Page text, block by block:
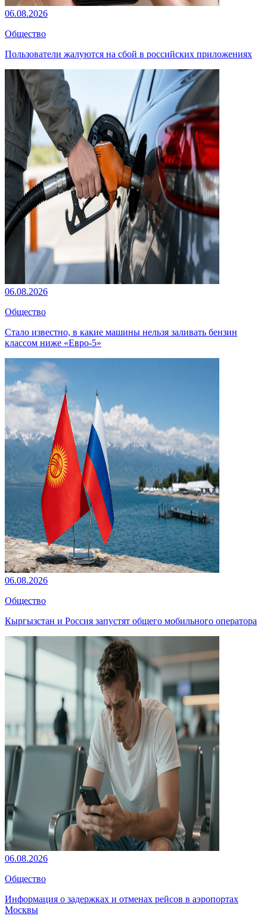
06.08.2026
Общество
Пользователи жалуются на сбой в российских приложениях
06.08.2026
Общество
Стало известно, в какие машины нельзя заливать бензин
классом ниже «Евро-5»
06.08.2026
Общество
Кыргызстан и Россия запустят общего мобильного оператора
06.08.2026
Общество
Информация о задержках и отменах рейсов в аэропортах
Москвы